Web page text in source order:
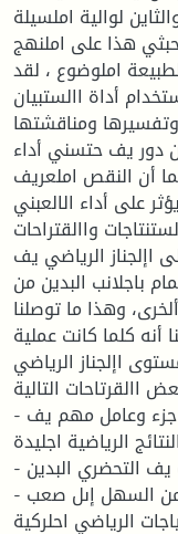
لوالية املسيلة
هذا على املنهج
املوضوع ، لقد
أداة االستبيان
ومناقشتها:
دور يف حتسني أداء
أن النقص املعريف
على أداء الالعبني.
واالقتراحات :
اإلجناز الرياضي يف
باجلانب البدين من
وهذا ما توصلنا
أنه كلما كانت عملية
اإلجناز الرياضي.
االقرتاحات التالية:
- عدم إمهال التحضري البدين باعتباره جزء وعامل مهم يف
الرياضية اجليدة
- اتباع الطرق العلمية يف التحضري البدين
- وجوب التدرج يف عملية اإلعداد من السهل إىل صعب
الرياضي احلركية